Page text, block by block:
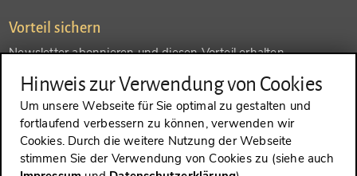
Vorteil sichern
Newsletter abonnieren und diesen Vorteil erhalten
SENDEN
Konto anlegen und einen anderen Vorteil erhalten
SENDEN
Hinweis zur Verwendung von Cookies
Um unsere Webseite für Sie optimal zu gestalten und
fortlaufend verbessern zu können, verwenden wir
Cookies. Durch die weitere Nutzung der Webseite
stimmen Sie der Verwendung von Cookies zu (siehe auch